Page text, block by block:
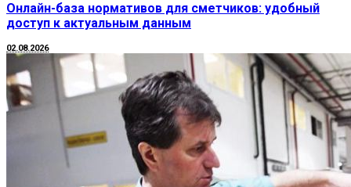
Онлайн-база нормативов для сметчиков: удобный
доступ к актуальным данным
02.08.2026